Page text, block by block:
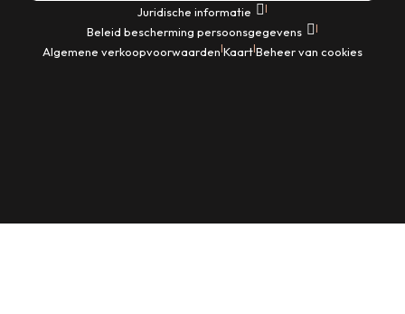
Juridische informatie |
Beleid bescherming persoonsgegevens |
Algemene verkoopvoorwaarden|Kaart|Beheer van cookies